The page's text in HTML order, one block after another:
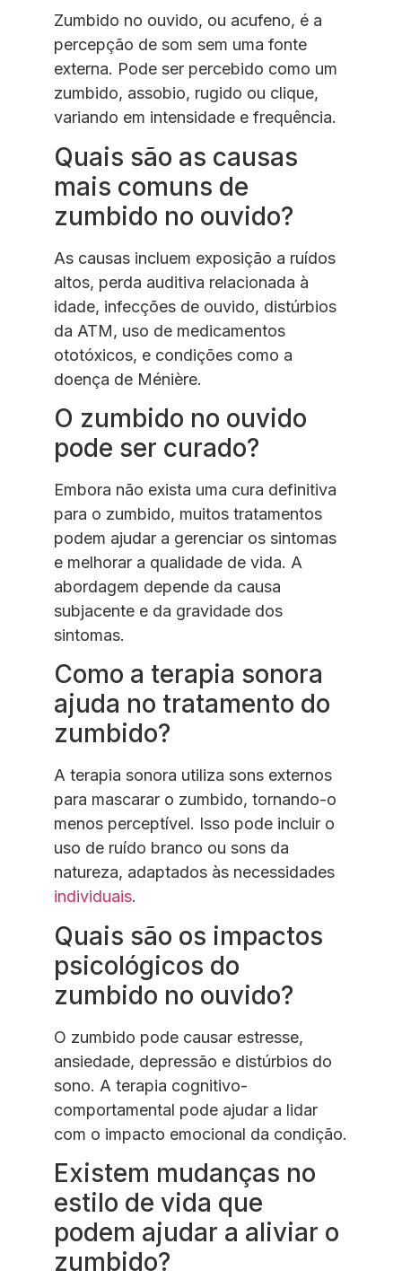
Zumbido no ouvido, ou acufeno, é a
percepção de som sem uma fonte
externa. Pode ser percebido como um
zumbido, assobio, rugido ou clique,
variando em intensidade e frequência.
Quais são as causas
mais comuns de
zumbido no ouvido?
As causas incluem exposição a ruídos
altos, perda auditiva relacionada à
idade, infecções de ouvido, distúrbios
da ATM, uso de medicamentos
ototóxicos, e condições como a
doença de Ménière.
O zumbido no ouvido
pode ser curado?
Embora não exista uma cura definitiva
para o zumbido, muitos tratamentos
podem ajudar a gerenciar os sintomas
e melhorar a qualidade de vida. A
abordagem depende da causa
subjacente e da gravidade dos
sintomas.
Como a terapia sonora
ajuda no tratamento do
zumbido?
A terapia sonora utiliza sons externos
para mascarar o zumbido, tornando-o
menos perceptível. Isso pode incluir o
uso de ruído branco ou sons da
natureza, adaptados às necessidades
individuais.
Quais são os impactos
psicológicos do
zumbido no ouvido?
O zumbido pode causar estresse,
ansiedade, depressão e distúrbios do
sono. A terapia cognitivo-
comportamental pode ajudar a lidar
com o impacto emocional da condição.
Existem mudanças no
estilo de vida que
podem ajudar a aliviar o
zumbido?